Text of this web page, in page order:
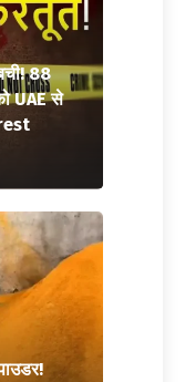
88
UAE से